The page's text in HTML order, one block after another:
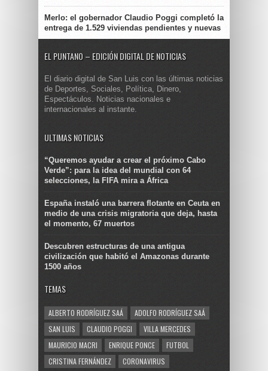
Merlo: el gobernador Claudio Poggi completó la
entrega de 1.529 viviendas pendientes y nuevas
EL PUNTANO – EDICIÓN DIGITAL DE NOTICIAS
El diario digital de San Luis con las últimas noticias
de Deportes, Sociales, Política, Dinero,
Espectáculos. Noticias nacionales e
internacionales al instante.
ULTIMAS NOTICIAS
“Queremos ayudar a crear el próximo Cabo
Verde”: para la idea del mundial con 64
selecciones, la FIFA mira a África
España instaló una barrera flotante en Ceuta en
medio de una crisis migratoria que deja, hasta
el momento, 67 muertos
Descubren estructuras de una antigua
civilización que habitó el Amazonas durante
1500 años
TEMAS
ALBERTO RODRÍGUEZ SAÁ
ADOLFO RODRÍGUEZ SAÁ
SAN LUIS
CLAUDIO POGGI
VILLA MERCEDES
MAURICIO MACRI
ENRIQUE PONCE
FUTBOL
CRISTINA FERNÁNDEZ
CORONAVIRUS